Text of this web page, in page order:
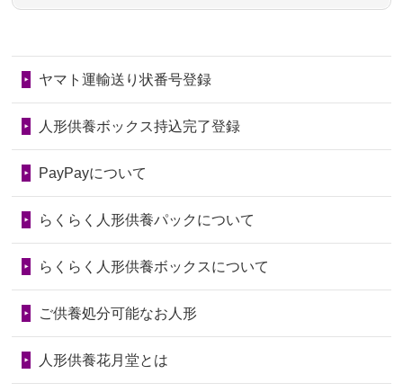
ので、お願...
2026/06/28以前和人形やぬいぐるみを供養いただ
いたことが...
の回りの物...
2026/06/28人形たちに これまで本当にありがとう
2026/06/24今は亡き両親が孫（私の子供）の初節
句に贈って...
2026/06/23ありがとうね
しょうか？
2024/01/04ガラスケースは外しても良いですか？
第78回人形供養祭令和7年6月20日(金)
第76回人形供養祭令和7年2月28日(金)
第75回人形供養祭令和7年1月17日(金)
第73回人形供養祭令和6年10月17日(木)
第71回人形供養祭令和6年8月1日(木)
第70回人形供養祭令和6年6月21日(金)
第68回人形供養祭令和6年3月22日(金)
ヤマト運輸送り状番号登録
人形供養ボックス持込完了登録
PayPayについて
らくらく人形供養パックについて
らくらく人形供養ボックスについて
ご供養処分可能なお人形
人形供養花月堂とは